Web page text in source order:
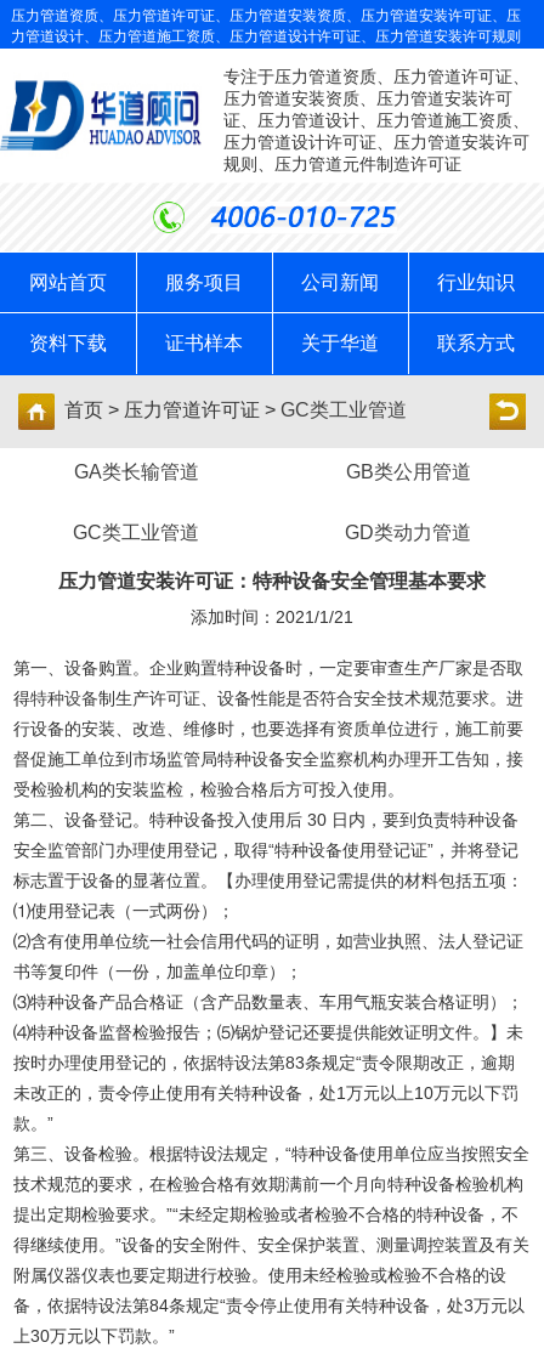
压力管道资质、压力管道许可证、压力管道安装资质、压力管道安装许可证、压
力管道设计、压力管道施工资质、压力管道设计许可证、压力管道安装许可规则
专注于压力管道资质、压力管道许可证、
压力管道安装资质、压力管道安装许可
证、压力管道设计、压力管道施工资质、
压力管道设计许可证、压力管道安装许可
规则、压力管道元件制造许可证
网站首页 服务项目 公司新闻 行业知识
资料下载 证书样本 关于华道 联系方式
首页 > 压力管道许可证 > GC类工业管道
GA类长输管道 GB类公用管道
GC类工业管道 GD类动力管道
压力管道安装许可证：特种设备安全管理基本要求
添加时间：2021/1/21
第一、设备购置。企业购置特种设备时，一定要审查生产厂家是否取
得特种设备制生产许可证、设备性能是否符合安全技术规范要求。进
行设备的安装、改造、维修时，也要选择有资质单位进行，施工前要
督促施工单位到市场监管局特种设备安全监察机构办理开工告知，接
受检验机构的安装监检，检验合格后方可投入使用。
第二、设备登记。特种设备投入使用后 30 日内，要到负责特种设备
安全监管部门办理使用登记，取得“特种设备使用登记证”，并将登记
标志置于设备的显著位置。【办理使用登记需提供的材料包括五项：
⑴使用登记表（一式两份）；
⑵含有使用单位统一社会信用代码的证明，如营业执照、法人登记证
书等复印件（一份，加盖单位印章）；
⑶特种设备产品合格证（含产品数量表、车用气瓶安装合格证明）；
⑷特种设备监督检验报告；⑸锅炉登记还要提供能效证明文件。】未
按时办理使用登记的，依据特设法第83条规定“责令限期改正，逾期
未改正的，责令停止使用有关特种设备，处1万元以上10万元以下罚
款。”
第三、设备检验。根据特设法规定，“特种设备使用单位应当按照安全
技术规范的要求，在检验合格有效期满前一个月向特种设备检验机构
提出定期检验要求。”“未经定期检验或者检验不合格的特种设备，不
得继续使用。”设备的安全附件、安全保护装置、测量调控装置及有关
附属仪器仪表也要定期进行校验。使用未经检验或检验不合格的设
备，依据特设法第84条规定“责令停止使用有关特种设备，处3万元以
上30万元以下罚款。”